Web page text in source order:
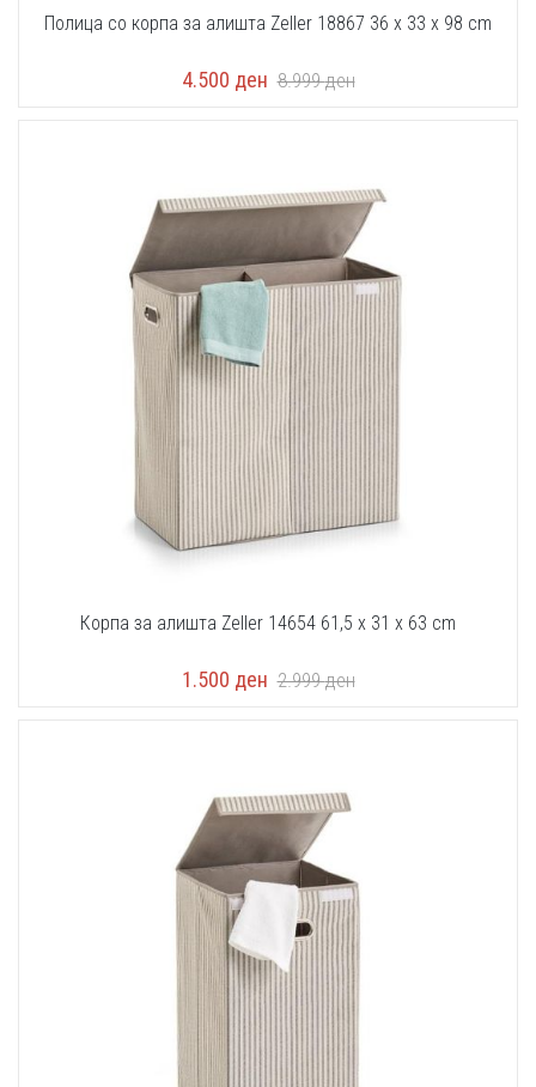
Полица со корпа за алишта Zeller 18867 36 x 33 x 98 cm
4.500 ден 8.999ден
Корпа за алишта Zeller 14654 61,5 x 31 x 63 cm
1.500 ден 2.999ден